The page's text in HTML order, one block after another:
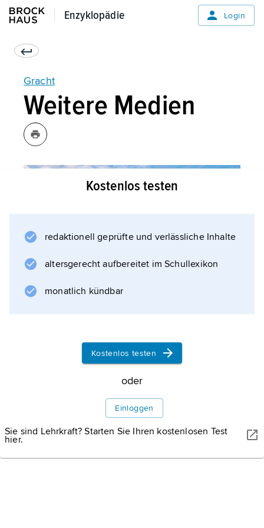
Enzyklopädie
Enzyklopädie Login
Gracht
Weitere Medien
Blick auf den bekannten Rozenhoedkaai in Brügge; im
Hintergrund reckt sich der Belfried in die Höhe.
Kostenlos testen
redaktionell geprüfte und verlässliche Inhalte
altersgerecht aufbereitet im Schullexikon
monatlich kündbar
Kostenlos testen
oder
Einloggen
Sie sind Lehrkraft? Starten Sie Ihren kostenlosen Test
hier.